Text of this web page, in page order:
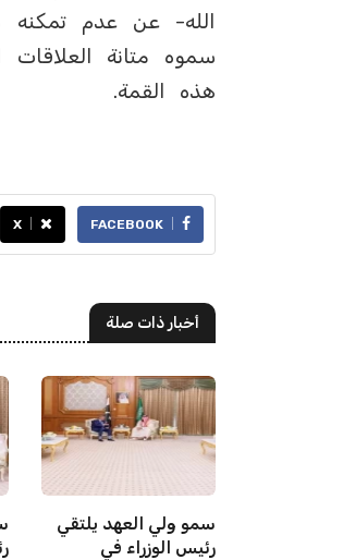
الله- عن عدم تمكنه
سموه متانة العلاقات
هذه القمة.
FACEBOOK
X
أخبار ذات صلة
سمو ولي العهد يلتقي
رئيس الوزراء في